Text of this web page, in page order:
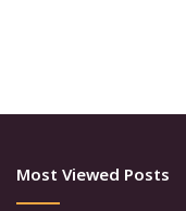
Most Viewed Posts